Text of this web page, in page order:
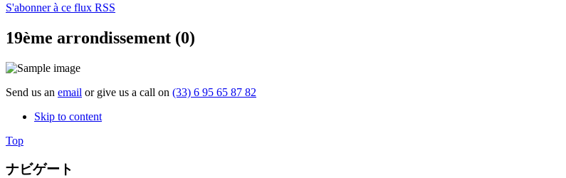
S'abonner à ce flux RSS
19ème arrondissement (0)
Send us an email or give us a call on (33) 6 95 65 87 82
Skip to content
Top
ナビゲート